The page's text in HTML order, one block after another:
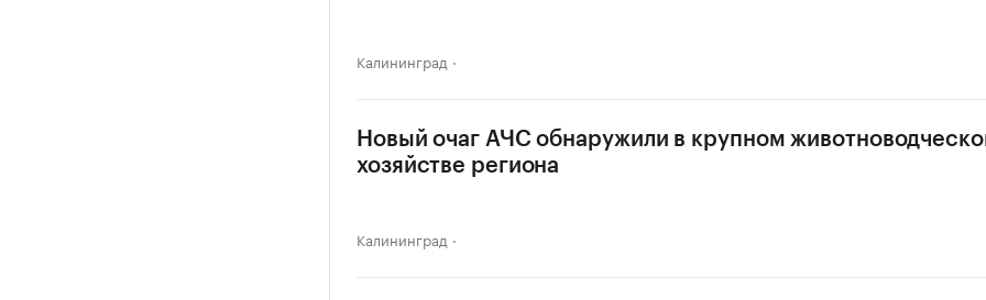
Калининград
Новый очаг АЧС обнаружили в крупном
хозяйстве региона
Калининград